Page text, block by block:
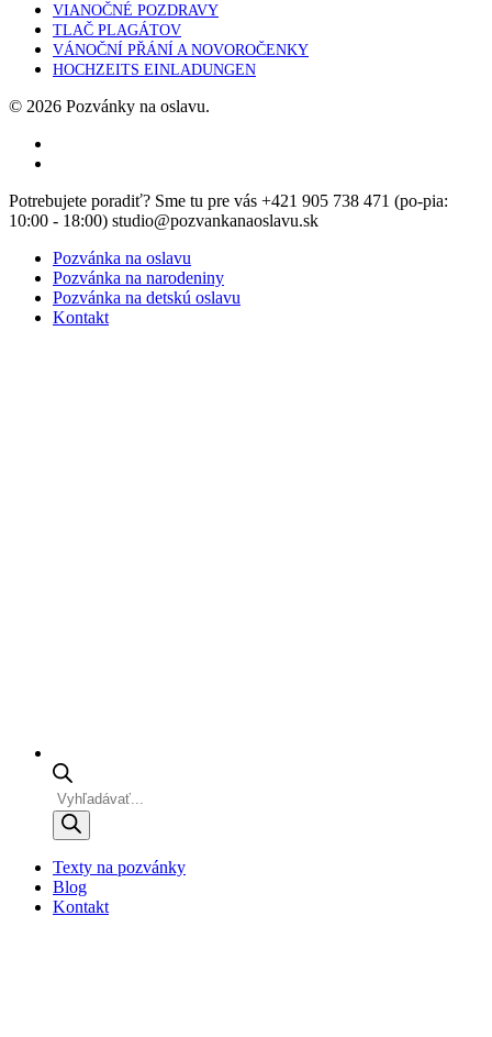
VIANOČNÉ POZDRAVY
TLAČ PLAGÁTOV
VÁNOČNÍ PŘÁNÍ A NOVOROČENKY
HOCHZEITS EINLADUNGEN
© 2026 Pozvánky na oslavu.
Close
Menu
Potrebujete poradiť? Sme tu pre vás +421 905 738 471 (po-pia:
10:00 - 18:00) studio@pozvankanaoslavu.sk
Pozvánka na oslavu
Pozvánka na narodeniny
Pozvánka na detskú oslavu
Kontakt
Products
search
Texty na pozvánky
Blog
Kontakt